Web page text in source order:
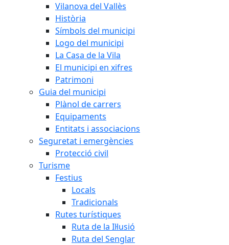
Vilanova del Vallès
Història
Símbols del municipi
Logo del municipi
La Casa de la Vila
El municipi en xifres
Patrimoni
Guia del municipi
Plànol de carrers
Equipaments
Entitats i associacions
Seguretat i emergències
Protecció civil
Turisme
Festius
Locals
Tradicionals
Rutes turístiques
Ruta de la Il·lusió
Ruta del Senglar